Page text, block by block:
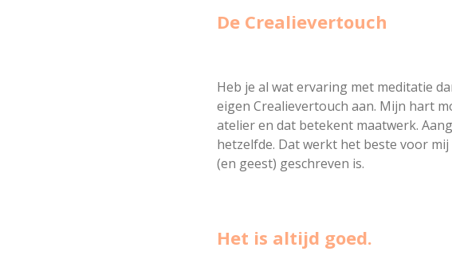
De Crealievertouch
Heb je al wat ervaring met meditatie
eigen Crealievertouch aan. Mijn hart
atelier en dat betekent maatwerk.
hetzelfde. Dat werkt het beste voor
(en geest) geschreven is.
Het is altijd goed.